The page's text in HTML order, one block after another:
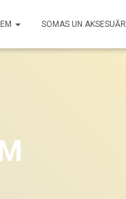
SOMAS UN AKSESUĀRI